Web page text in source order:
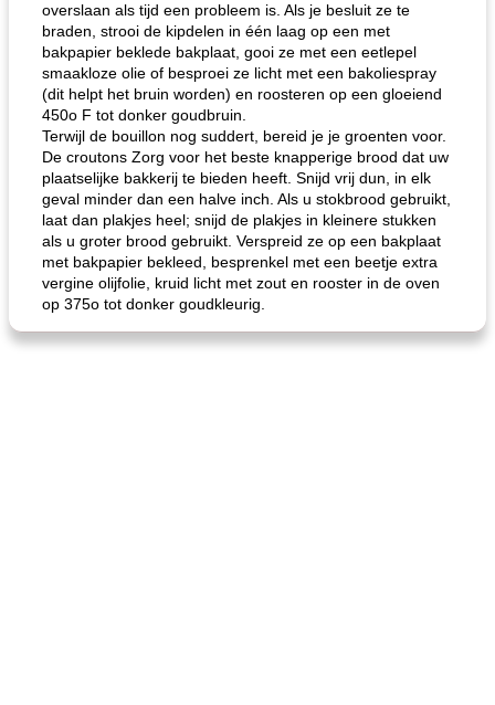
overslaan als tijd een probleem is. Als je besluit ze te
braden, strooi de kipdelen in één laag op een met
bakpapier beklede bakplaat, gooi ze met een eetlepel
smaakloze olie of besproei ze licht met een bakoliespray
(dit helpt het bruin worden) en roosteren op een gloeiend
450o F tot donker goudbruin.
Terwijl de bouillon nog suddert, bereid je je groenten voor.
De croutons Zorg voor het beste knapperige brood dat uw
plaatselijke bakkerij te bieden heeft. Snijd vrij dun, in elk
geval minder dan een halve inch. Als u stokbrood gebruikt,
laat dan plakjes heel; snijd de plakjes in kleinere stukken
als u groter brood gebruikt. Verspreid ze op een bakplaat
met bakpapier bekleed, besprenkel met een beetje extra
vergine olijfolie, kruid licht met zout en rooster in de oven
op 375o tot donker goudkleurig.